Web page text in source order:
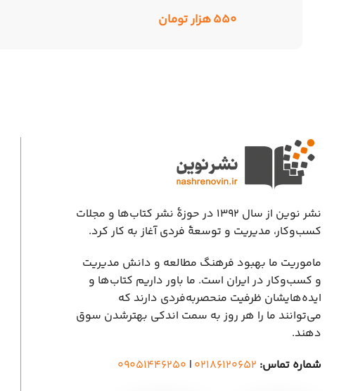
۵۵۰هزار تومان
نشر نوین از سال ۱۳۹۲ در حوزهٔ نشر کتاب‌ها و مجلات
کسب‌وکار، مدیریت و توسعهٔ فردی آغاز به کار کرد.
ماموریت ما بهبود فرهنگ مطالعه و دانش مدیریت
و کسب‌وکار در ایران است. ما باور داریم کتاب‌ها و
ایده‌هایشان ظرفیت منحصربه‌فردی دارند که
می‌توانند ما را هر روز به سمت اندکی بهتر‌شدن سوق
دهند.
شماره تماس: ۰۲۱۸۶۱۲۰۶۵۲ | ۰۹۰۵۱۴۴۶۲۵۰